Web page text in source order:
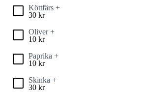
Köttfärs +
30 kr
Oliver +
10 kr
Paprika +
10 kr
Skinka +
30 kr